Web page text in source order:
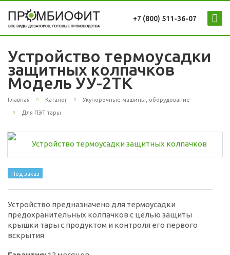
+7 (800) 511-36-07
Устройство термоусадки
защитных колпачков
Модель УУ-2ТК
Главная Каталог Укупорочные машины, оборудование
Для ПЭТ тары
Под заказ
Устройство предназначено для термоусадки
предохранительных колпачков с целью защиты
крышки тары с продуктом и контроля его первого
вскрытия